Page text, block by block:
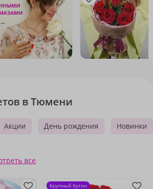
в Тюмени
Акции День рождения Новинки
все
Крупный бутон